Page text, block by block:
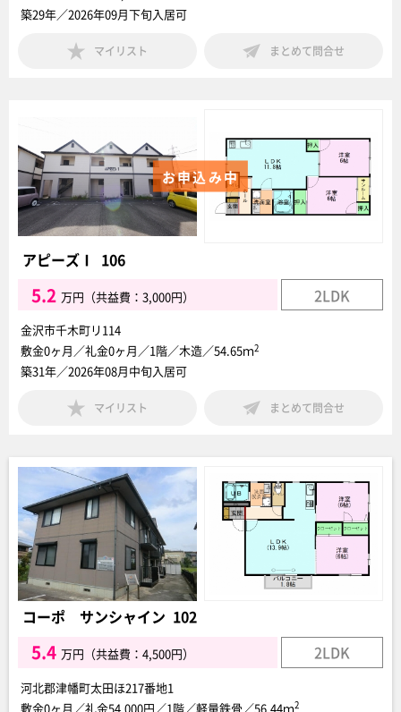
築29年／2026年09月下旬入居可
マイリスト まとめて問合せ
お申込み中
アピーズⅠ 106
5.2 万円（共益費：3,000円） 2LDK
金沢市千木町リ114
敷金0ヶ月／礼金0ヶ月／1階／木造／54.65ｍ2
築31年／2026年08月中旬入居可
マイリスト まとめて問合せ
コーポ サンシャイン 102
5.4 万円（共益費：4,500円） 2LDK
河北郡津幡町太田ほ217番地1
敷金0ヶ月／礼金54,000円／1階／軽量鉄骨／56.44ｍ2